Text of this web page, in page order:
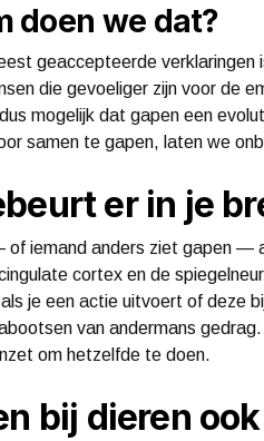
doen we dat?
geaccepteerde
die gevoeliger zijn voor de
mogelijk dat gapen een
samen te gapen, laten we
er in je
iemand anders ziet gapen —
cortex en de
je een actie uitvoert of deze
van andermans
om hetzelfde te doen.
bij dieren